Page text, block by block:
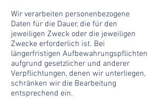
Wir verarbeiten personenbezogene
Daten für die Dauer, die für den
jeweiligen Zweck oder die jeweiligen
Zwecke erforderlich ist. Bei
längerfristigen Aufbewahrungspflichten
aufgrund gesetzlicher und anderer
Verpflichtungen, denen wir unterliegen,
schränken wir die Bearbeitung
entsprechend ein.